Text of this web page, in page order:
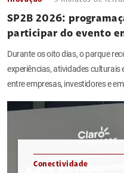
SP2B 2026:
participar do evento
Durante os oito dias, o parque
experiências, atividades
entre empresas, investidores e
Conectividade